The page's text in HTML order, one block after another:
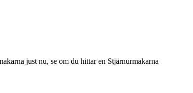
just nu, se om du hittar en Stjärnurmakarna